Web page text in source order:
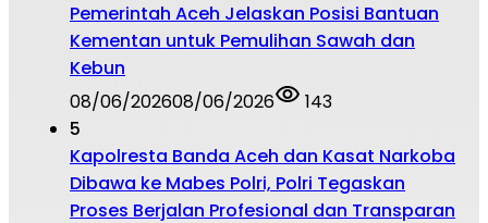
Pemerintah Aceh Jelaskan Posisi Bantuan
Kementan untuk Pemulihan Sawah dan
Kebun
08/06/202608/06/2026
143
5
Kapolresta Banda Aceh dan Kasat Narkoba
Dibawa ke Mabes Polri, Polri Tegaskan
Proses Berjalan Profesional dan Transparan